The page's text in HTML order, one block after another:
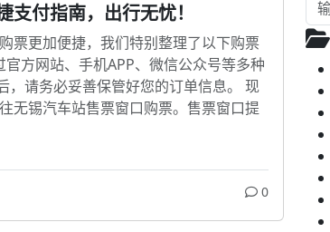
付指南，出行无忧！
票更加便捷，我们特别整理了以下购票
方网站、手机APP、微信公众号等多种
，请务必妥善保管好您的订单信息。 现
无锡汽车站售票窗口购票。售票窗口提
0